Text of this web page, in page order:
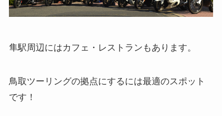
隼駅周辺にはカフェ・レストランもあります。
鳥取ツーリングの拠点にするには最適のスポット
です！